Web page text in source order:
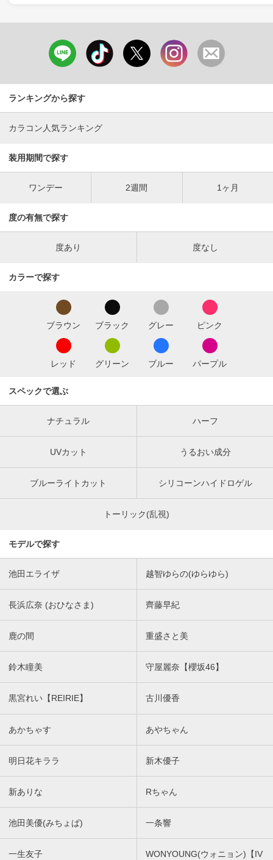
ランキングから探す
カラコン人気ランキング
装用期間で探す
ワンデー 2週間 1ヶ月
度の有無で探す
度あり 度なし
カラーで探す
ブラウン ブラック グレー ピンク
レッド グリーン ブルー パープル
スペックで選ぶ
ナチュラル ハーフ
UVカット うるおい成分
ブルーライトカット シリコーンハイドロゲル
トーリック(乱視)
モデルで探す
池田エライザ 越智ゆらの(ゆらゆら)
長浜広奈 (おひなさま) 齊藤早紀
鹿の間 重盛さと美
鈴木瞳美 守屋麗奈【櫻坂46】
黒宮れい【REIRIE】 古川優香
あかちゃす あやちゃん
明日花キララ 新木優子
新ありな Rちゃん
池田美優(みちょぱ) 一条響
一生友子
WONYOUNG(ウォニョン)【IV